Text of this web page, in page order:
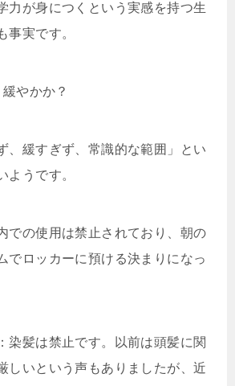
力が身につくという実感を持つ生
事実です。
やかか？
、緩すぎず、常識的な範囲」とい
ようです。
での使用は禁止されており、朝の
でロッカーに預ける決まりになっ
染髪は禁止です。以前は頭髪に関
しいという声もありましたが、近